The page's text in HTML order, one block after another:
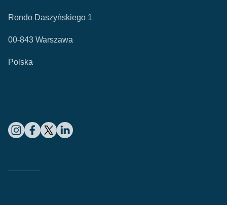
Rondo Daszyńskiego 1
00-843 Warszawa
Polska